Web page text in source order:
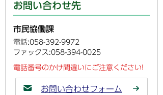
お問い合わせ先
市民協働課
電話:058-392-9972
ファックス:058-394-0025
電話番号のかけ間違いにご注意ください!
お問い合わせフォーム